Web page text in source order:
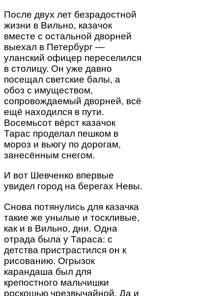
После двух лет безрадостной
жизни в Вильно, казачок
вместе с остальной дворней
выехал в Петербург —
уланский офицер переселился
в столицу. Он уже давно
посещал светские балы, а
обоз с имуществом,
сопровождаемый дворней, всё
ещё находился в пути.
Восемьсот вёрст казачок
Тарас проделал пешком в
мороз и вьюгу по дорогам,
занесённым снегом.
И вот Шевченко впервые
увидел город на берегах Невы.
Снова потянулись для казачка
такие же унылые и тоскливые,
как и в Вильно, дни. Одна
отрада была у Тараса: с
детства пристрастился он к
рисованию. Огрызок
карандаша был для
крепостного мальчишки
роскошью чрезвычайной. Да и